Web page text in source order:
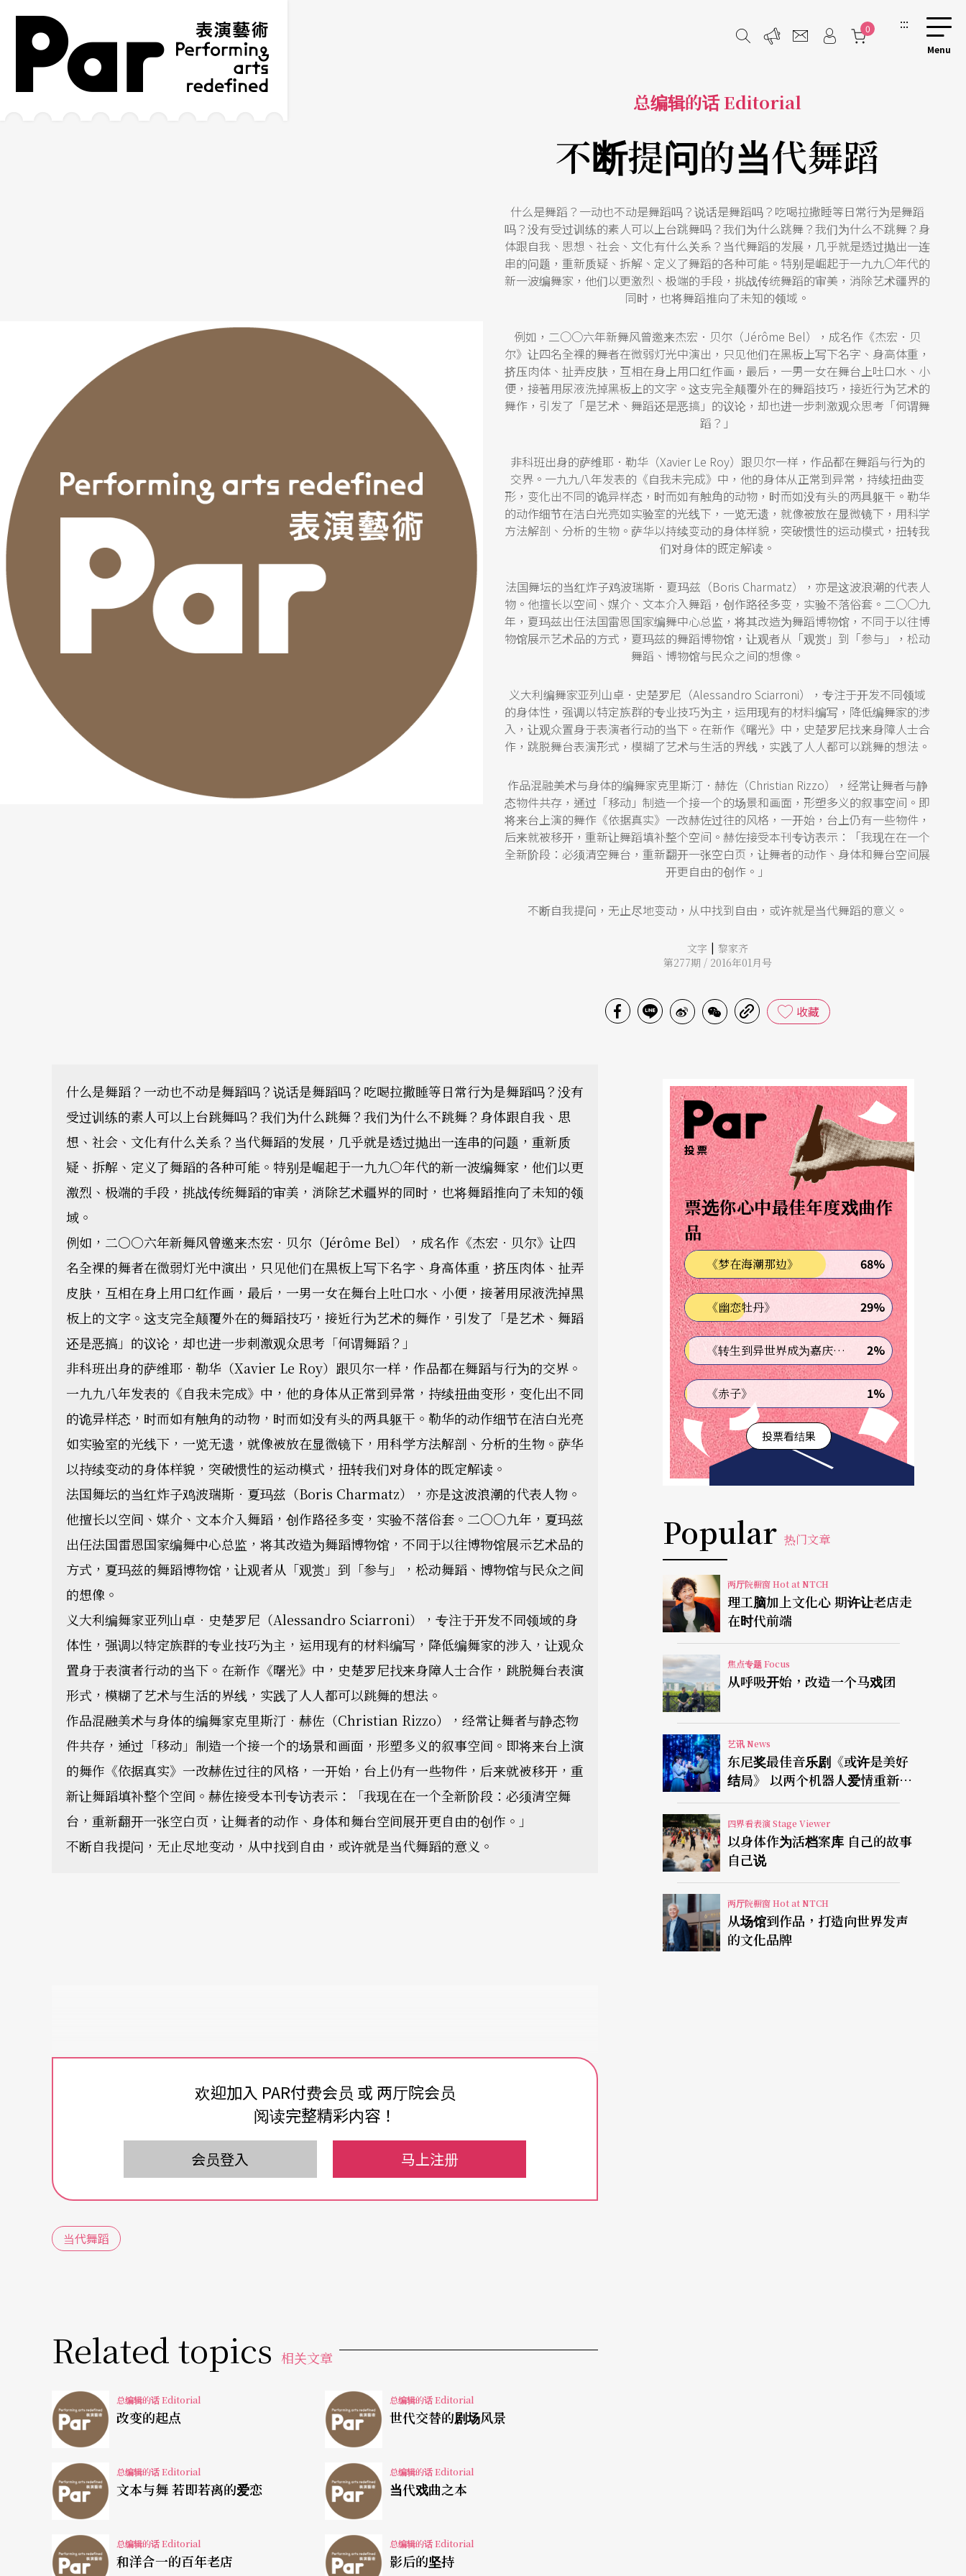
跳到主要内容区块
网站导览
0 :::
总编辑的话 Editorial
不断提问的当代舞蹈
什么是舞蹈？一动也不动是舞蹈吗？说话是舞蹈吗？吃喝拉撒睡等日常行为是舞蹈
吗？没有受过训练的素人可以上台跳舞吗？我们为什么跳舞？我们为什么不跳舞？身
体跟自我、思想、社会、文化有什么关系？当代舞蹈的发展，几乎就是透过抛出一连
串的问题，重新质疑、拆解、定义了舞蹈的各种可能。特别是崛起于一九九○年代的
新一波编舞家，他们以更激烈、极端的手段，挑战传统舞蹈的审美，消除艺术疆界的
同时，也将舞蹈推向了未知的领域。
例如，二○○六年新舞风曾邀来杰宏．贝尔（Jérôme Bel），成名作《杰宏．贝
尔》让四名全裸的舞者在微弱灯光中演出，只见他们在黑板上写下名字、身高体重，
挤压肉体、扯弄皮肤，互相在身上用口红作画，最后，一男一女在舞台上吐口水、小
便，接著用尿液洗掉黑板上的文字。这支完全颠覆外在的舞蹈技巧，接近行为艺术的
舞作，引发了「是艺术、舞蹈还是恶搞」的议论，却也进一步刺激观众思考「何谓舞
蹈？」
非科班出身的萨维耶．勒华（Xavier Le Roy）跟贝尔一样，作品都在舞蹈与行为的
交界。一九九八年发表的《自我未完成》中，他的身体从正常到异常，持续扭曲变
形，变化出不同的诡异样态，时而如有触角的动物，时而如没有头的两具躯干。勒华
的动作细节在洁白光亮如实验室的光线下，一览无遗，就像被放在显微镜下，用科学
方法解剖、分析的生物。萨华以持续变动的身体样貌，突破惯性的运动模式，扭转我
们对身体的既定解读。
法国舞坛的当红炸子鸡波瑞斯．夏玛兹（Boris Charmatz），亦是这波浪潮的代表人
物。他擅长以空间、媒介、文本介入舞蹈，创作路径多变，实验不落俗套。二○○九
年，夏玛兹出任法国雷恩国家编舞中心总监，将其改造为舞蹈博物馆，不同于以往博
物馆展示艺术品的方式，夏玛兹的舞蹈博物馆，让观者从「观赏」到「参与」，松动
舞蹈、博物馆与民众之间的想像。
义大利编舞家亚列山卓．史楚罗尼（Alessandro Sciarroni），专注于开发不同领域
的身体性，强调以特定族群的专业技巧为主，运用现有的材料编写，降低编舞家的涉
入，让观众置身于表演者行动的当下。在新作《曙光》中，史楚罗尼找来身障人士合
作，跳脱舞台表演形式，模糊了艺术与生活的界线，实践了人人都可以跳舞的想法。
作品混融美术与身体的编舞家克里斯汀．赫佐（Christian Rizzo），经常让舞者与静
态物件共存，通过「移动」制造一个接一个的场景和画面，形塑多义的叙事空间。即
将来台上演的舞作《依据真实》一改赫佐过往的风格，一开始，台上仍有一些物件，
后来就被移开，重新让舞蹈填补整个空间。赫佐接受本刊专访表示：「我现在在一个
全新阶段：必须清空舞台，重新翻开一张空白页，让舞者的动作、身体和舞台空间展
开更自由的创作。」
不断自我提问，无止尽地变动，从中找到自由，或许就是当代舞蹈的意义。
文字 | 黎家齐
第277期 / 2016年01月号
收藏
什么是舞蹈？一动也不动是舞蹈吗？说话是舞蹈吗？吃喝拉撒睡等日常行为是舞蹈吗？没有
受过训练的素人可以上台跳舞吗？我们为什么跳舞？我们为什么不跳舞？身体跟自我、思
想、社会、文化有什么关系？当代舞蹈的发展，几乎就是透过抛出一连串的问题，重新质
疑、拆解、定义了舞蹈的各种可能。特别是崛起于一九九○年代的新一波编舞家，他们以更
激烈、极端的手段，挑战传统舞蹈的审美，消除艺术疆界的同时，也将舞蹈推向了未知的领
域。
例如，二○○六年新舞风曾邀来杰宏．贝尔（Jérôme Bel），成名作《杰宏．贝尔》让四
名全裸的舞者在微弱灯光中演出，只见他们在黑板上写下名字、身高体重，挤压肉体、扯弄
皮肤，互相在身上用口红作画，最后，一男一女在舞台上吐口水、小便，接著用尿液洗掉黑
板上的文字。这支完全颠覆外在的舞蹈技巧，接近行为艺术的舞作，引发了「是艺术、舞蹈
还是恶搞」的议论，却也进一步刺激观众思考「何谓舞蹈？」
非科班出身的萨维耶．勒华（Xavier Le Roy）跟贝尔一样，作品都在舞蹈与行为的交界。
一九九八年发表的《自我未完成》中，他的身体从正常到异常，持续扭曲变形，变化出不同
的诡异样态，时而如有触角的动物，时而如没有头的两具躯干。勒华的动作细节在洁白光亮
如实验室的光线下，一览无遗，就像被放在显微镜下，用科学方法解剖、分析的生物。萨华
以持续变动的身体样貌，突破惯性的运动模式，扭转我们对身体的既定解读。
法国舞坛的当红炸子鸡波瑞斯．夏玛兹（Boris Charmatz），亦是这波浪潮的代表人物。
他擅长以空间、媒介、文本介入舞蹈，创作路径多变，实验不落俗套。二○○九年，夏玛兹
出任法国雷恩国家编舞中心总监，将其改造为舞蹈博物馆，不同于以往博物馆展示艺术品的
方式，夏玛兹的舞蹈博物馆，让观者从「观赏」到「参与」，松动舞蹈、博物馆与民众之间
的想像。
义大利编舞家亚列山卓．史楚罗尼（Alessandro Sciarroni），专注于开发不同领域的身
体性，强调以特定族群的专业技巧为主，运用现有的材料编写，降低编舞家的涉入，让观众
置身于表演者行动的当下。在新作《曙光》中，史楚罗尼找来身障人士合作，跳脱舞台表演
形式，模糊了艺术与生活的界线，实践了人人都可以跳舞的想法。
作品混融美术与身体的编舞家克里斯汀．赫佐（Christian Rizzo），经常让舞者与静态物
件共存，通过「移动」制造一个接一个的场景和画面，形塑多义的叙事空间。即将来台上演
的舞作《依据真实》一改赫佐过往的风格，一开始，台上仍有一些物件，后来就被移开，重
新让舞蹈填补整个空间。赫佐接受本刊专访表示：「我现在在一个全新阶段：必须清空舞
台，重新翻开一张空白页，让舞者的动作、身体和舞台空间展开更自由的创作。」
不断自我提问，无止尽地变动，从中找到自由，或许就是当代舞蹈的意义。
欢迎加入 PAR付费会员 或 两厅院会员
阅读完整精彩内容！
会员登入 马上注册
当代舞蹈
Related topics 相关文章
总编辑的话 Editorial
改变的起点
总编辑的话 Editorial
世代交替的剧场风景
总编辑的话 Editorial
文本与舞 若即若离的爱恋
总编辑的话 Editorial
当代戏曲之本
总编辑的话 Editorial
和洋合一的百年老店
总编辑的话 Editorial
影后的坚持
投票
票选你心中最佳年度戏曲作
品
《梦在海潮那边》 68%
《幽恋牡丹》 29%
《转生到异世界成为嘉庆君—发现我的祖先是诈骗集团!?》 2%
《赤子》 1%
投票看结果
Popular 热门文章
两厅院橱窗 Hot at NTCH
理工脑加上文化心 期许让老店走
在时代前端
焦点专题 Focus
从呼吸开始，改造一个马戏团
艺讯 News
东尼奖最佳音乐剧《或许是美好
结局》 以两个机器人爱情重新凝
视有限人生
四界看表演 Stage Viewer
以身体作为活档案库 自己的故事
自己说
两厅院橱窗 Hot at NTCH
从场馆到作品，打造向世界发声
的文化品牌